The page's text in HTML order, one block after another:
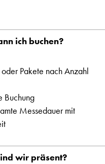
ich buchen?
Pakete nach Anzahl
Buchung
Messedauer mit
wir präsent?